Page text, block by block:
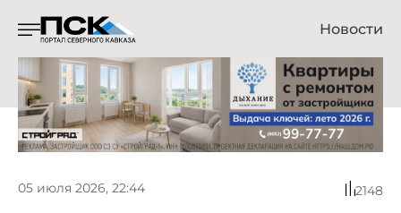
Новости
05 июля 2026, 22:44 2148